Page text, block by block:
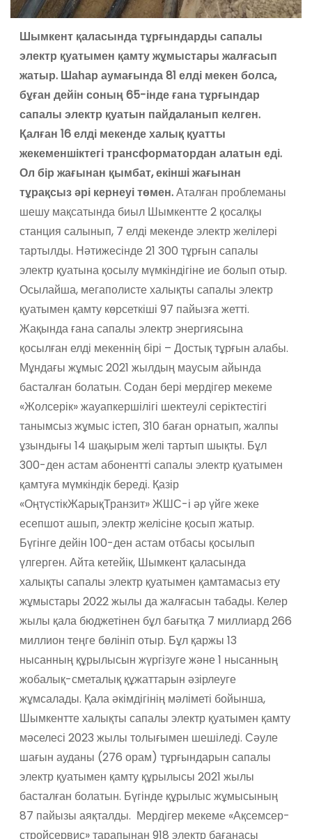
Шымкент қаласында тұрғындарды сапалы
электр қуатымен қамту жұмыстары жалғасып
жатыр. Шаһар аумағында 81 елді мекен болса,
бұған дейін соның 65-інде ғана тұрғындар
сапалы электр қуатын пайдаланып келген.
Қалған 16 елді мекенде халық қуатты
жекеменшіктегі трансформатордан алатын еді.
Ол бір жағынан қымбат, екінші жағынан
тұрақсыз әрі кернеуі төмен.Аталған проблеманы
шешу мақсатында биыл Шымкентте 2 қосалқы
станция салынып, 7 елді мекенде электр желілері
тартылды. Нәтижесінде 21 300 тұрғын сапалы
электр қуатына қосылу мүмкіндігіне ие болып отыр.
Осылайша, мегаполисте халықты сапалы электр
қуатымен қамту көрсеткіші 97 пайызға жетті.
Жақында ғана сапалы электр энергиясына
қосылған елді мекеннің бірі – Достық тұрғын алабы.
Мұндағы жұмыс 2021 жылдың маусым айында
басталған болатын. Содан бері мердігер мекеме
«Жолсерік» жауапкершілігі шектеулі серіктестігі
танымсыз жұмыс істеп, 310 баған орнатып, жалпы
ұзындығы 14 шақырым желі тартып шықты. Бұл
300-ден астам абонентті сапалы электр қуатымен
қамтуға мүмкіндік береді. Қазір
«ОңтүстікЖарықТранзит» ЖШС-і әр үйге жеке
есепшот ашып, электр желісіне қосып жатыр.
Бүгінге дейін 100-ден астам отбасы қосылып
үлгерген. Айта кетейік, Шымкент қаласында
халықты сапалы электр қуатымен қамтамасыз ету
жұмыстары 2022 жылы да жалғасын табады. Келер
жылы қала бюджетінен бұл бағытқа 7 миллиард 266
миллион теңге бөлініп отыр. Бұл қаржы 13
нысанның құрылысын жүргізуге және 1 нысанның
жобалық-сметалық құжаттарын әзірлеуге
жұмсалады. Қала әкімдігінің мәліметі бойынша,
Шымкентте халықты сапалы электр қуатымен қамту
мәселесі 2023 жылы толығымен шешіледі. Сәуле
шағын ауданы (276 орам) тұрғындарын сапалы
электр қуатымен қамту құрылысы 2021 жылы
басталған болатын. Бүгінде құрылыс жұмысының
87 пайызы аяқталды. Мердігер мекеме «Ақсемсер-
стройсервис» тарапынан 918 электр бағанасы